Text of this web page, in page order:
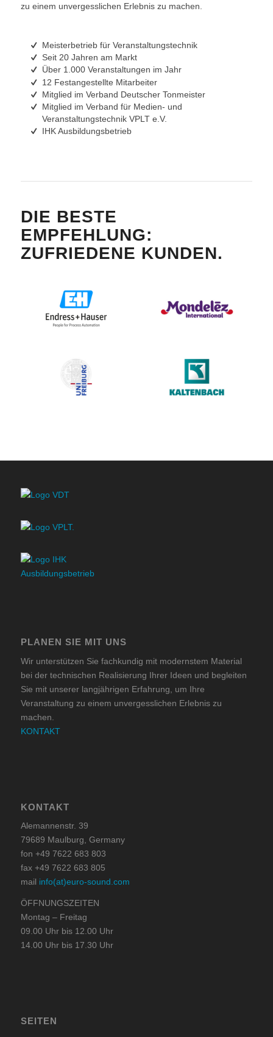
zu einem unvergesslichen Erlebnis zu machen.
Meisterbetrieb für Veranstaltungstechnik
Seit 20 Jahren am Markt
Über 1.000 Veranstaltungen im Jahr
12 Festangestellte Mitarbeiter
Mitglied im Verband Deutscher Tonmeister
Mitglied im Verband für Medien- und
Veranstaltungstechnik VPLT e.V.
IHK Ausbildungsbetrieb
DIE BESTE
EMPFEHLUNG:
ZUFRIEDENE KUNDEN.
PLANEN SIE MIT UNS
Wir unterstützen Sie fachkundig mit modernstem Material
bei der technischen Realisierung Ihrer Ideen und begleiten
Sie mit unserer langjährigen Erfahrung, um Ihre
Veranstaltung zu einem unvergesslichen Erlebnis zu
machen.
KONTAKT
KONTAKT
Alemannenstr. 39
79689 Maulburg, Germany
fon +49 7622 683 803
fax +49 7622 683 805
mail info(at)euro-sound.com
ÖFFNUNGSZEITEN
Montag – Freitag
09.00 Uhr bis 12.00 Uhr
14.00 Uhr bis 17.30 Uhr
SEITEN